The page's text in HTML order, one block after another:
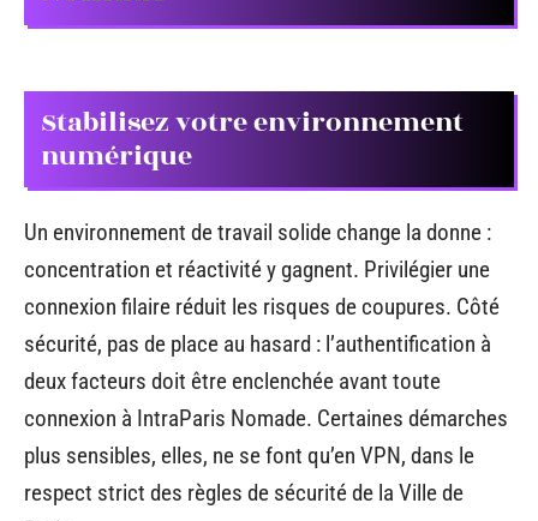
Stabilisez votre environnement
numérique
Un environnement de travail solide change la donne :
concentration et réactivité y gagnent. Privilégier une
connexion filaire réduit les risques de coupures. Côté
sécurité, pas de place au hasard : l’authentification à
deux facteurs doit être enclenchée avant toute
connexion à IntraParis Nomade. Certaines démarches
plus sensibles, elles, ne se font qu’en VPN, dans le
respect strict des règles de sécurité de la Ville de